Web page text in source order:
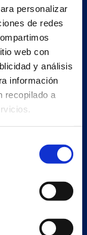
personalizar
de redes
web con
y análisis
información
recopilado a